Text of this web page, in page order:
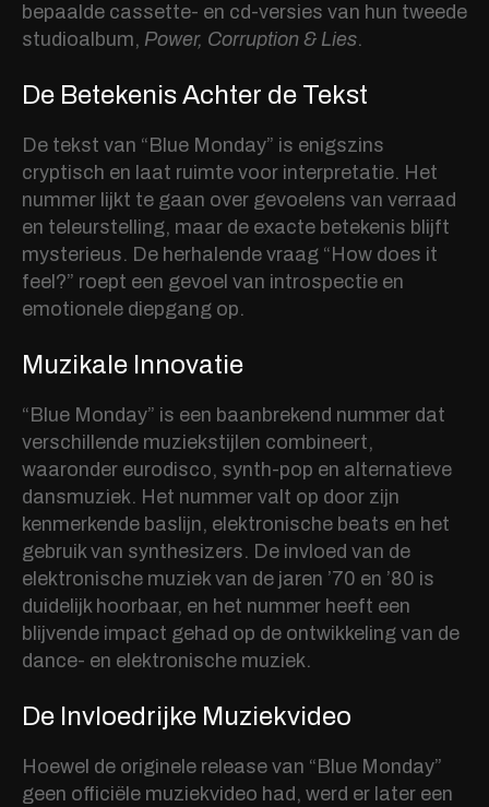
bepaalde cassette- en cd-versies van hun tweede
studioalbum, Power, Corruption & Lies.
De Betekenis Achter de Tekst
De tekst van “Blue Monday” is enigszins
cryptisch en laat ruimte voor interpretatie. Het
nummer lijkt te gaan over gevoelens van verraad
en teleurstelling, maar de exacte betekenis blijft
mysterieus. De herhalende vraag “How does it
feel?” roept een gevoel van introspectie en
emotionele diepgang op.
Muzikale Innovatie
“Blue Monday” is een baanbrekend nummer dat
verschillende muziekstijlen combineert,
waaronder eurodisco, synth-pop en alternatieve
dansmuziek. Het nummer valt op door zijn
kenmerkende baslijn, elektronische beats en het
gebruik van synthesizers. De invloed van de
elektronische muziek van de jaren ’70 en ’80 is
duidelijk hoorbaar, en het nummer heeft een
blijvende impact gehad op de ontwikkeling van de
dance- en elektronische muziek.
De Invloedrijke Muziekvideo
Hoewel de originele release van “Blue Monday”
geen officiële muziekvideo had, werd er later een